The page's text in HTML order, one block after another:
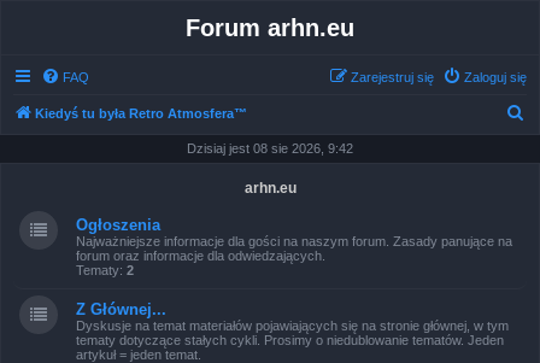
Forum arhn.eu
FAQ Zaloguj się
Zarejestruj się
Kiedyś tu była Retro Atmosfera™
Dzisiaj jest 08 sie 2026, 9:42
arhn.eu
Ogłoszenia
Najważniejsze informacje dla gości na naszym forum. Zasady panujące na
forum oraz informacje dla odwiedzających.
Tematy: 2
Z Głównej...
Dyskusje na temat materiałów pojawiających się na stronie głównej, w tym
tematy dotyczące stałych cykli. Prosimy o niedublowanie tematów. Jeden
artykuł = jeden temat.